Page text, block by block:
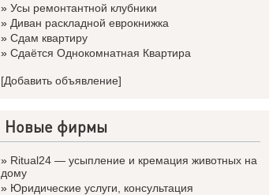
» Усы ремонтантной клубники
» Диван раскладной еврокнижка
» Сдам квартиру
» Сдаётся Однокомнатная Квартира
[Добавить объявление]
Новые фирмы
» Ritual24 — усыпление и кремация животных на
дому
» Юридические услуги, консультация